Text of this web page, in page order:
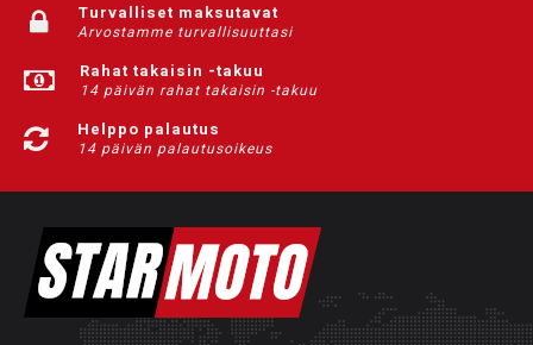
Turvalliset maksutavat
Arvostamme turvallisuuttasi
Rahat takaisin -takuu
14 päivän rahat takaisin -takuu
Helppo palautus
14 päivän palautusoikeus